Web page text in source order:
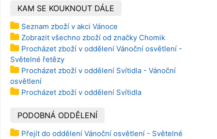
KAM SE KOUKNOUT DÁLE
Seznam zboží v akci Vánoce
Zobrazit všechno zboží od značky Chomik
Procházet zboží v oddělení Vánoční osvětlení -
Světelné řetězy
Procházet zboží v oddělení Svítidla - Vánoční
osvětlení
Procházet zboží v oddělení Svítidla
PODOBNÁ ODDĚLENÍ
Přejít do oddělení Vánoční osvětlení - Světelné